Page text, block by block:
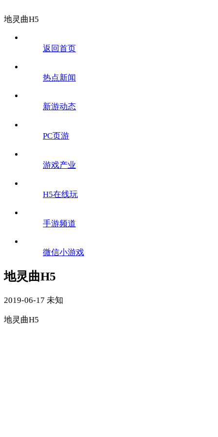
地灵曲H5
返回首页
热点新闻
新游动态
PC页游
游戏产业
H5在线玩
手游频道
微信小游戏
地灵曲H5
2019-06-17 未知
地灵曲H5